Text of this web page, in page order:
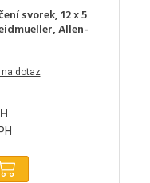
svorek, 12 x 5
Allen-
dotaz